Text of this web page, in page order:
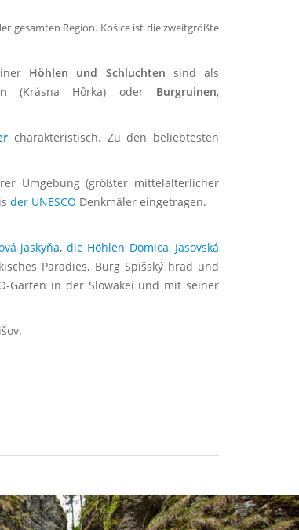
gesamten Region. Košice ist die zweitgrößte
Höhlen und Schluchten sind als
(Krásna Hôrka) oder Burgruinen,
charakteristisch. Zu den beliebtesten
Umgebung (größter mittelalterlicher
der UNESCO Denkmäler eingetragen.
jaskyňa, die Höhlen Domica, Jasovská
Paradies, Burg Spišský hrad und
Garten in der Slowakei und mit seiner